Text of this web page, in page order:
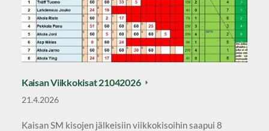
Kaisan Viikkokisat 21042026
21.4.2026
Kaisan SM kisojen jälkeisiin viikkokisoihin saapui 8